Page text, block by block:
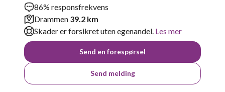
86% responsfrekvens
Drammen 39.2 km
Skader er forsikret uten egenandel. Les mer
Send en forespørsel
Send melding